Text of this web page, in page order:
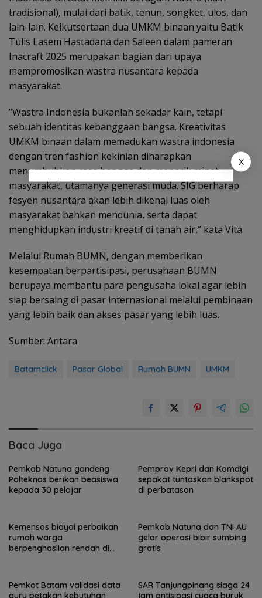
tradisional), mulai dari batik, tenun, songket, ulos, dan
lain-lain. Keikutsertaan dua UMKM binaan yaitu Batik
Tulis Lasem Hastadana dan Saleen dalam pameran
Inacraft 2025 merupakan bagian dari upaya
mempromosikan wastra nusantara kepada
masyarakat.
”Wastra Indonesia bukanlah sekadar kain, tetapi
sebuah identitas kebanggaan bangsa. Kreativitas
UMKM binaan dalam memadukan wastra indonesia
dengan tren fashion kekinian diharapkan
menumbuhkan rasa bangga dan menarik minat
masyarakat, utamanya generasi muda. SIG berharap
fesyen nusantara akan lebih dikenal luas oleh
masyarakat bahkan mendunia, serta dapat
menghidupkan industri kreatif di tanah air,” kata Vita.
Melalui Rumah BUMN, dengan memberikan
kesempatan berpartisipasi, perusahaan BUMN
berupaya membantu para pengusaha lokal agar lebih
siap bersaing di pasar internasional melalui pembinaan
yang lebih baik dan akses pasar yang lebih luas.
Sumber: Antara
Batamclick Pasar Global Rumah BUMN UMKM
Baca Juga
Pemkab Natuna gandeng
Polteknas berikan beasiswa
kepada 30 pelajar
Pemprov Kepri dan Komdigi
sepakat tuntaskan blankspot
di perbatasan
Kemensos biayai perbaikan
rumah warga
berpenghasilan rendah di
Pemkab Natuna dan TNI AU
gelar operasi bibir sumbing
gratis
Pemkot Batam validasi data
guru petakan kebutuhan
SAR Tanjungpinang siaga 24
jam antisipasi cuaca buruk
X